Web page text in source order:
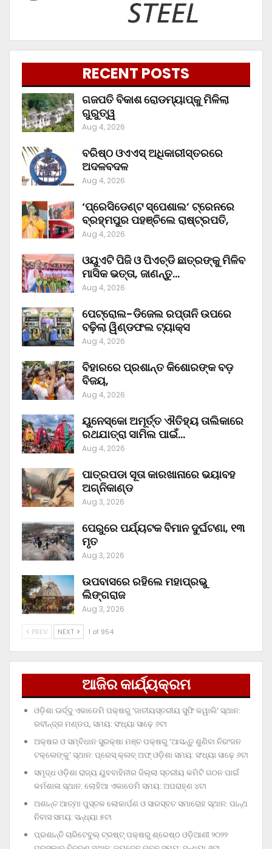
RECENT POSTS
ଗଜପତି ବିକାଶ ରୋଡମ୍ୟାପ୍‌କୁ ମିଳିଲା
ଗୁରୁତ୍ୱ
Aug 4, 2026
ବରିଷ୍ଠ ଓଏଏସ୍‌ ଅଧିକାରୀସ୍ତରରେ
ଅଦଳବଦଳ
Aug 4, 2026
‘ପ୍ରେସିଡେଣ୍ଟ ସ୍ପେଶାଲ’ ଟ୍ରେନରେ
ବ୍ରହ୍ମପୁର ପହଞ୍ଚିଲେ ରାଷ୍ଟ୍ରପତି,
Aug 4, 2026
ଓୟୁଏଟି ପିଜି ଓ ପିଏଚ୍‌ଡି ଛାତ୍ରଙ୍କୁ ମିଳିବ
ମାସିକ ଭତ୍ତା, ଜାଣନ୍ତୁ…
Aug 4, 2026
ପେଟ୍ରୋଲ-ଡିଜେଲ ରପ୍ତାନି ଉପରେ
ବଢ଼ିଲା ୱିଣ୍ଡଫଲ ଟ୍ୟାକ୍ସ
Aug 4, 2026
ବିହାରରେ ପ୍ରଶାନ୍ତ କିଶୋରଙ୍କ ବଡ଼
ବିଜୟ,
Aug 4, 2026
ୟୁନେସ୍କୋ ଅମୂର୍ତ୍ତ ଐତିହ୍ୟ ତାଲିକାରେ
ରଥଯାତ୍ରା ସାମିଲ ପାଇଁ…
Aug 4, 2026
ପାତ୍ରପଡା ସୂତା କାରଖାନାରେ ଭୟାବହ
ଅଗ୍ନିକାଣ୍ଡ
Aug 3, 2026
ପେରୁରେ ପର୍ଯ୍ୟଟକ ବିମାନ ଦୁର୍ଘଟଣା, ୧୩
ମୃତ
Aug 3, 2026
ଉପବାସରେ ରହିଲେ ମହାପ୍ରଭୁ
ଲିଙ୍ଗରାଜ
Aug 3, 2026
PREV NEXT 1 of 954
ଆଜିର କାର୍ଯ୍ୟକ୍ରମ
ଓଡ଼ିଶା ଊର୍ଦ୍ଦୁ ଏକାଡେମି ପକ୍ଷରୁ ‘ଜାତୀୟସ୍ତରୀୟ ସୁଫି କୱାଲି’ ସ୍ଥାନ:
ରବୀନ୍ଦ୍ର ମଣ୍ଡପ, ସମୟ: ସଂଧ୍ୟା ସାଢ଼େ ୬ଟା
ଅକ୍ଷର ଓ ସମ୍ବିଧାନ ସୁରକ୍ଷା ମଞ୍ଚ ପକ୍ଷରୁ ‘ଆସନ୍ତୁ ଶୁଣିବା ନିରଂଜନ
ଟକ୍‌ଲେଙ୍କୁ’ ସ୍ଥାନ: ପ୍ରେସ୍‌ କ୍ଲବ୍‌ ଅଫ୍‌ ଓଡ଼ିଶା ସମୟ: ସଂଧ୍ୟା ସାଢ଼େ ୬ଟା
ସମୃଦ୍ଧ ଓଡ଼ିଶା ରାଜ୍ୟ ଯୁବବାହିନୀର ଜିଲ୍ଲା ସ୍ତରୀୟ କମିଟି ଗଠନ ପାଇଁ
କର୍ମଶାଳା ସ୍ଥାନ: ଲୋହିଆ ଏକାଡେମି ସମୟ: ଅପରାହ୍‌ଣ ୪ଟା
ଅଶାନ୍ତ ଆତ୍ମା ପୁସ୍ତକ ଲୋକାର୍ପଣ ଓ ସାରସ୍ବତ ସମାରୋହ ସ୍ଥାନ: ପାନ୍ଥ
ନିବାସ ସମୟ: ସନ୍ଧ୍ୟା ୫ଟା
ପ୍ରଶାନ୍ତି ଚାରିଟେବୁଲ୍‌ ଟ୍ରଷ୍ଟ୍‌ ପକ୍ଷରୁ ଶ୍ରେଷ୍ଠ ଓଡ଼ିଆଣୀ ୨୦୨୨